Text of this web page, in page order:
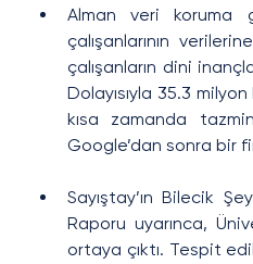
Alman veri koruma
çalışanlarının
çalışanların dini
Dolayısıyla 35.3 milyon
kısa zamanda
Google’dan sonra bir
Sayıştay’ın Bilecik
Raporu uyarınca,
ortaya çıktı. Tespit